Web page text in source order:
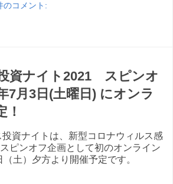
のコメント:
資ナイト2021 スピンオ
月3日(土曜日) にオンラ
！
資ナイトは、新型コロナウィルス感
ピンオフ企画として初のオンライン
土）夕方より開催予定です。